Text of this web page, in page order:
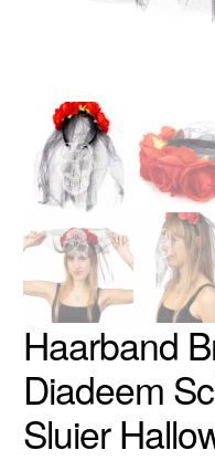
Haarband
Diadeem
Sluier